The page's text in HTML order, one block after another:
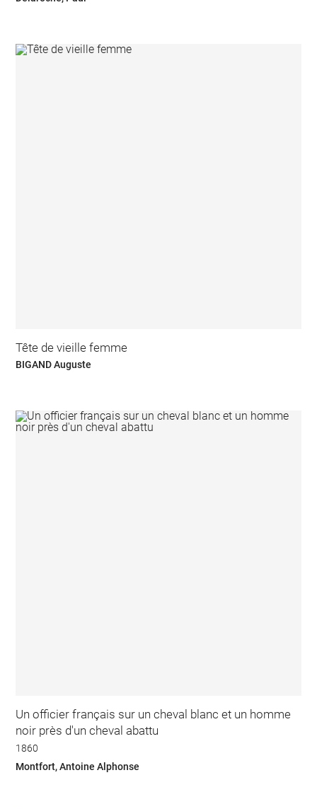
Tête de vieille femme
BIGAND Auguste
Un officier français sur un cheval blanc et un homme
noir près d'un cheval abattu
1860
Montfort, Antoine Alphonse